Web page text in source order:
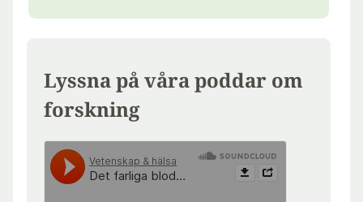
Lyssna på våra poddar om
forskning